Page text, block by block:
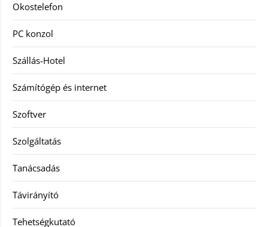
Okostelefon
PC konzol
Szállás-Hotel
Számítógép és internet
Szoftver
Szolgáltatás
Tanácsadás
Távirányító
Tehetségkutató